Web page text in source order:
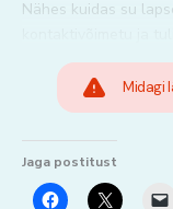
Nähes kuidas su
Midagi
Jaga postitust